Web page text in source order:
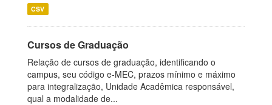
CSV
Cursos de Graduação
Relação de cursos de graduação, identificando o
campus, seu código e-MEC, prazos mínimo e máximo
para integralização, Unidade Acadêmica responsável,
qual a modalidade de...